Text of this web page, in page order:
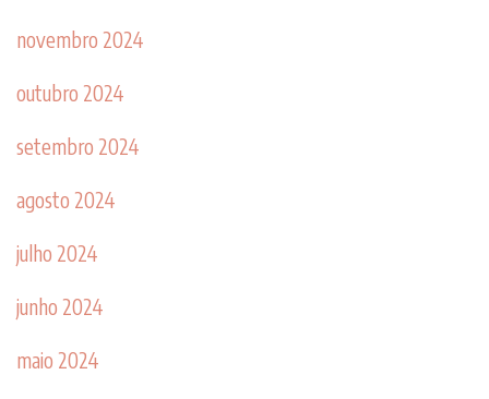
novembro 2024
outubro 2024
setembro 2024
agosto 2024
julho 2024
junho 2024
maio 2024